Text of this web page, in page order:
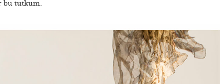
bu tutkum.